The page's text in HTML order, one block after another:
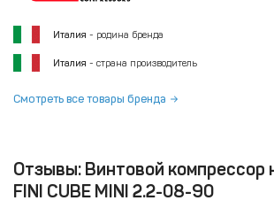
Италия - родина бренда
Италия - страна производитель
Смотреть все товары бренда
Отзывы: Винтовой компрессор
FINI CUBE MINI 2.2-08-90